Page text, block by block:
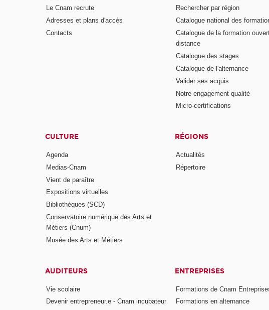
Le Cnam recrute
Adresses et plans d'accès
Contacts
Rechercher par région
Catalogue national des
Catalogue de la formation
distance
Catalogue des stages
Catalogue de l'alternance
Valider ses acquis
Notre engagement qualité
Micro-certifications
CULTURE
Agenda
Medias-Cnam
Vient de paraître
Expositions virtuelles
Bibliothèques (SCD)
Conservatoire numérique des Arts et
Métiers (Cnum)
Musée des Arts et Métiers
RÉGIONS
Actualités
Répertoire
AUDITEURS
Vie scolaire
Devenir entrepreneur.e - Cnam incubateur
ENTREPRISES
Formations de Cnam
Formations en alternance